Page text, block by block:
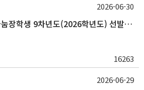
SK에코플랜트 인문나눔장학생 9차년도(2026학년도) 선발 안내(~7/20)
16263
2026-06-30
2026-06-29